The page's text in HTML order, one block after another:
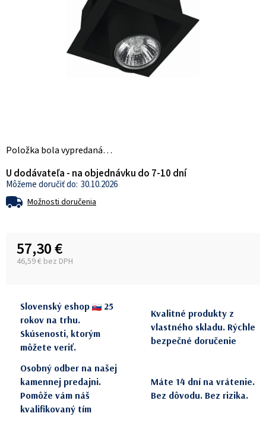
Položka bola vypredaná…
U dodávateľa - na objednávku do 7-10 dní
30.10.2026
Možnosti doručenia
57,30 €
46,59 € bez DPH
Slovenský eshop
25
rokov na trhu.
Skúsenosti, ktorým
môžete veriť.
Kvalitné produkty z
vlastného skladu. Rýchle
bezpečné doručenie
Osobný odber na našej
kamennej predajni.
Pomôže vám náš
kvalifikovaný tím
Máte 14 dní na vrátenie.
Bez dôvodu. Bez rizika.